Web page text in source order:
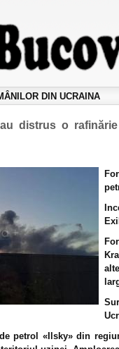
DIN UCRAINA
au distrus o
petrol «Ilsky» din